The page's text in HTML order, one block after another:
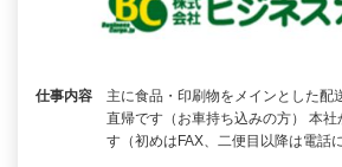
仕事内容
主に食品・印刷物をメインとした配
直帰です（お車持ち込みの方） 本社
す（初めはFAX、二便目以降は電話